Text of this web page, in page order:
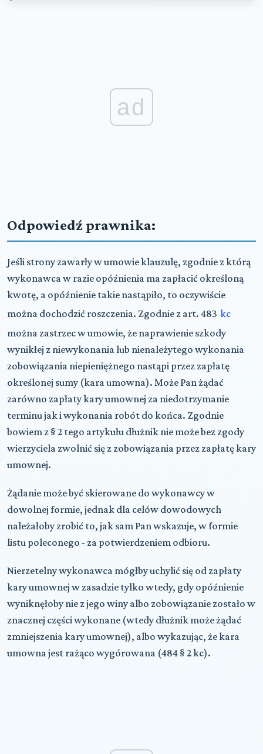
ad
Odpowiedź prawnika:
Jeśli strony zawarły w umowie klauzulę, zgodnie z którą
wykonawca w razie opóźnienia ma zapłacić określoną
kwotę, a opóźnienie takie nastąpiło, to oczywiście
można dochodzić roszczenia. Zgodnie z art. 483 kc
można zastrzec w umowie, że naprawienie szkody
wynikłej z niewykonania lub nienależytego wykonania
zobowiązania niepieniężnego nastąpi przez zapłatę
określonej sumy (kara umowna). Może Pan żądać
zarówno zapłaty kary umownej za niedotrzymanie
terminu jak i wykonania robót do końca. Zgodnie
bowiem z § 2 tego artykułu dłużnik nie może bez zgody
wierzyciela zwolnić się z zobowiązania przez zapłatę kary
umownej.
Żądanie może być skierowane do wykonawcy w
dowolnej formie, jednak dla celów dowodowych
należałoby zrobić to, jak sam Pan wskazuje, w formie
listu poleconego - za potwierdzeniem odbioru.
Nierzetelny wykonawca mógłby uchylić się od zapłaty
kary umownej w zasadzie tylko wtedy, gdy opóźnienie
wyniknęłoby nie z jego winy albo zobowiązanie zostało w
znacznej części wykonane (wtedy dłużnik może żądać
zmniejszenia kary umownej), albo wykazując, że kara
umowna jest rażąco wygórowana (484 § 2 kc).